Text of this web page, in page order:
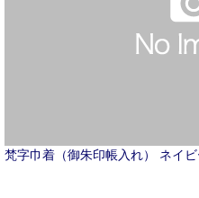
梵字巾着（御朱印帳入れ） ネイ